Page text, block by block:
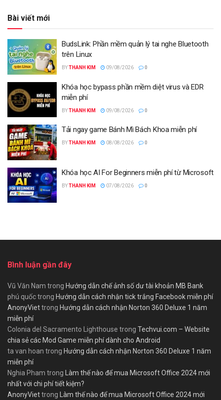
Bài viết mới
BudsLink: Phần mềm quản lý tai nghe Bluetooth
trên Linux
BYTHANH KIM 09/08/2026 0
Khóa học bypass phần mềm diệt virus và EDR
miễn phí
BYTHANH KIM 09/08/2026 0
Tải ngay game Bánh Mì Bách Khoa miễn phí
BYTHANH KIM 08/08/2026 0
Khóa học AI For Beginners miễn phí từ Microsoft
BYTHANH KIM 07/08/2026 0
Bình luận gần đây
Vũ Văn Nam trong Hướng dẫn chế ảnh số dư tài khoản MB Bank
phú quốctrong Hướng dẫn cách nhận tick trắng Facebook miễn phí
AnonyViettrong Hướng dẫn cách nhận Norton 360 Deluxe 1 năm
miễn phí
Colonia del Sacramento Lighthouse trong Techvui.com – Website
chia sẻ các Mod Game miễn phí dành cho Android
ta van hoan trong Hướng dẫn cách nhận Norton 360 Deluxe 1 năm
miễn phí
Nghia Pham trong Làm thế nào để mua Microsoft Office 2024 mới
nhất với chi phí tiết kiệm?
AnonyViettrong Làm thế nào để mua Microsoft Office 2024 mới